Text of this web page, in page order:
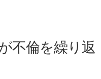
不倫を繰り返